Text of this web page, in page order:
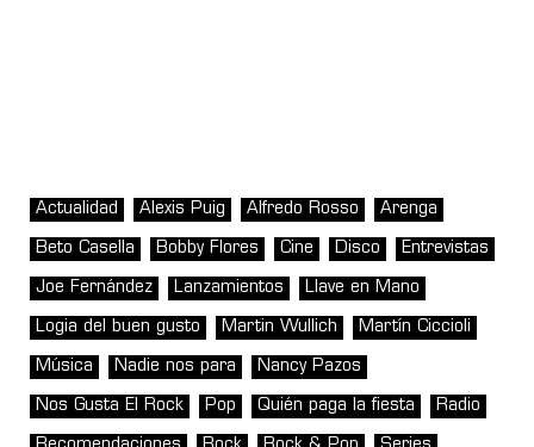
Actualidad Alexis Puig Alfredo Rosso Arenga
Beto Casella Bobby Flores Cine Disco Entrevistas
Joe Fernández Lanzamientos Llave en Mano
Logia del buen gusto Martin Wullich Martín Ciccioli
Música Nadie nos para Nancy Pazos
Nos Gusta El Rock Pop Quién paga la fiesta Radio